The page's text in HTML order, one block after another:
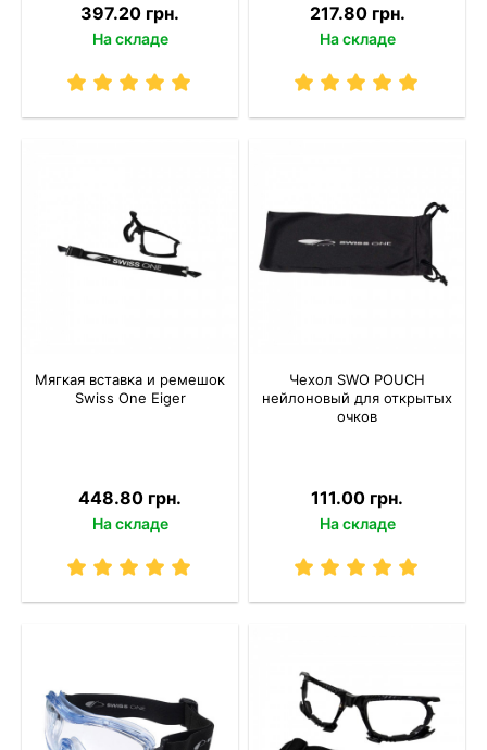
397.20 грн.
На складе
217.80 грн.
На складе
Мягкая вставка и ремешок
Swiss One Eiger
448.80 грн.
На складе
Чехол SWO POUCH
нейлоновый для открытых
очков
111.00 грн.
На складе